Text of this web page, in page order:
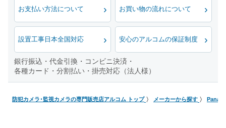
お支払い方法について お買い物の流れについて
設置工事日本全国対応 安心のアルコムの保証制度
銀行振込・代金引換・コンビニ決済・
各種カード・分割払い・掛売対応（法人様）
防犯カメラ･監視カメラの専門販売店アルコム トップ メーカーから探す